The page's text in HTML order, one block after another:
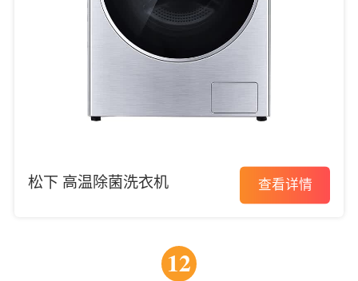
松下 高温除菌洗衣机 查看详情
12